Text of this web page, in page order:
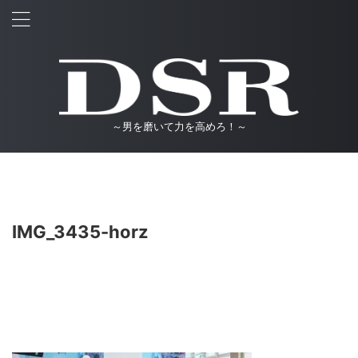
～男を磨いて力を高めろ！～
IMG_3435-horz